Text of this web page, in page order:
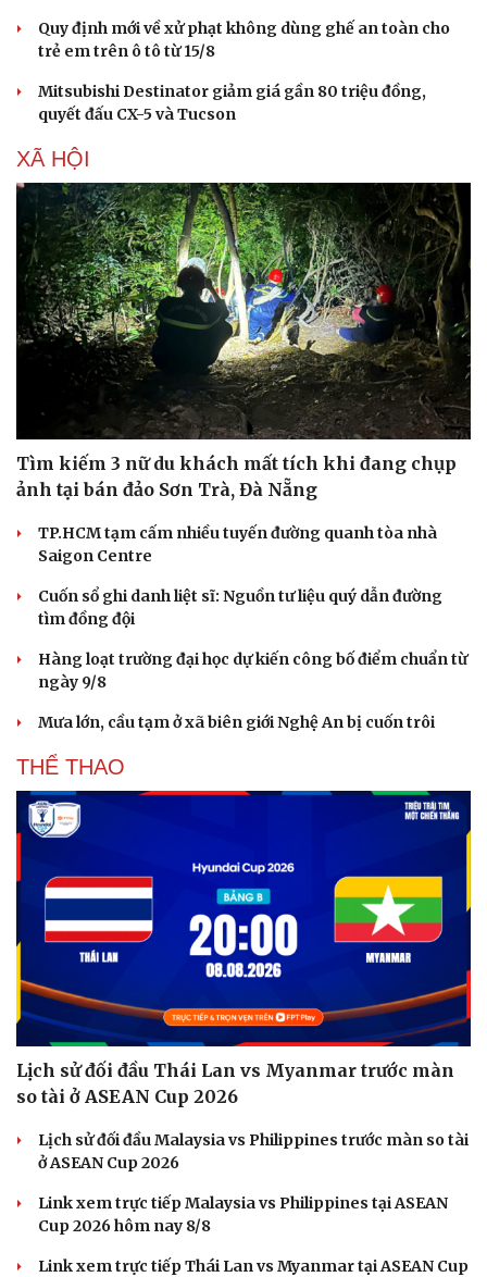
Văn hóa
Sân khấu - Điện ảnh
Văn học
Di sản
Nghệ sĩ
Quy định mới về xử phạt không dùng ghế an toàn cho
trẻ em trên ô tô từ 15/8
Mitsubishi Destinator giảm giá gần 80 triệu đồng,
quyết đấu CX-5 và Tucson
XÃ HỘI
Tìm kiếm 3 nữ du khách mất tích khi đang chụp
ảnh tại bán đảo Sơn Trà, Đà Nẵng
TP.HCM tạm cấm nhiều tuyến đường quanh tòa nhà
Saigon Centre
Cuốn sổ ghi danh liệt sĩ: Nguồn tư liệu quý dẫn đường
tìm đồng đội
Hàng loạt trường đại học dự kiến công bố điểm chuẩn từ
ngày 9/8
Mưa lớn, cầu tạm ở xã biên giới Nghệ An bị cuốn trôi
THỂ THAO
Lịch sử đối đầu Thái Lan vs Myanmar trước màn
so tài ở ASEAN Cup 2026
Lịch sử đối đầu Malaysia vs Philippines trước màn so tài
ở ASEAN Cup 2026
Link xem trực tiếp Malaysia vs Philippines tại ASEAN
Cup 2026 hôm nay 8/8
Link xem trực tiếp Thái Lan vs Myanmar tại ASEAN Cup